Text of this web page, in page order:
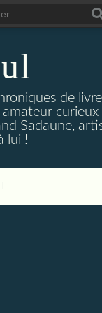
de
curieux
Sadaune,
lui !